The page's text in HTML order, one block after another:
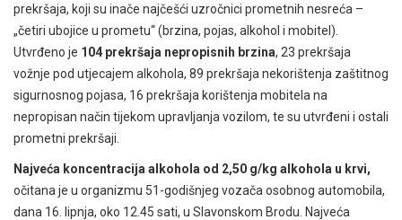
prekršaja, koji su inače najčešći uzročnici prometnih nesreća –
„četiri ubojice u prometu“ (brzina, pojas, alkohol i mobitel).
Utvrđeno je 104 prekršaja nepropisnih brzina, 23 prekršaja
vožnje pod utjecajem alkohola, 89 prekršaja nekorištenja zaštitnog
sigurnosnog pojasa, 16 prekršaja korištenja mobitela na
nepropisan način tijekom upravljanja vozilom, te su utvrđeni i ostali
prometni prekršaji.
Najveća koncentracija alkohola od 2,50 g/kg alkohola u krvi,
očitana je u organizmu 51-godišnjeg vozača osobnog automobila,
dana 16. lipnja, oko 12.45 sati, u Slavonskom Brodu. Najveća